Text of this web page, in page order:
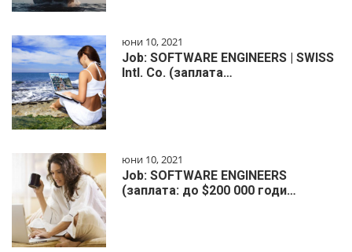
юни 10, 2021
Job: SOFTWARE ENGINEERS | SWISS
Intl. Co. (заплата…
юни 10, 2021
Job: SOFTWARE ENGINEERS
(заплата: до $200 000 годи…